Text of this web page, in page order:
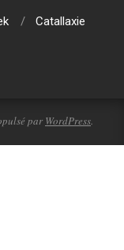
Catallaxie
par WordPress.